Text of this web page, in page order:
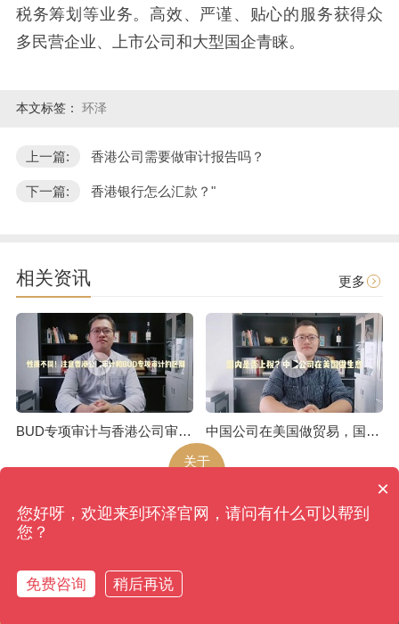
税务筹划等业务。高效、严谨、贴心的服务获得众
多民营企业、上市公司和大型国企青睐。
本文标签： 环泽
上一篇: 香港公司需要做审计报告吗？
下一篇: 香港银行怎么汇款？"
相关资讯 更多
BUD专项审计与香港公司审计是不一样的
中国公司在美国做贸易，国内是否上税呢
关于
环泽版权所有
网站地图
香港、成都、北京、上海、广州、南京、昆明、武汉...
×
您好呀，欢迎来到环泽官网，请问有什么可以帮到
您？
免费咨询 稍后再说